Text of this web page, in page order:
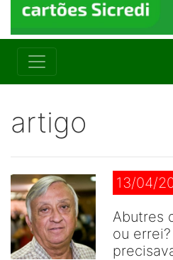
artigo
13/04/
Abutres
ou